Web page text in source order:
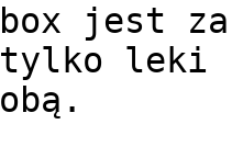
jest
tylko leki